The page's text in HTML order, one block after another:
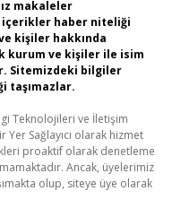
makaleler
içerikler haber niteliği
kişiler hakkında
kurum ve kişiler ile isim
Sitemizdeki bilgiler
taşımazlar.
Teknolojileri ve İletişim
Yer Sağlayıcı olarak hizmet
proaktif olarak denetleme
Ancak, üyelerimiz
olup, siteye üye olarak